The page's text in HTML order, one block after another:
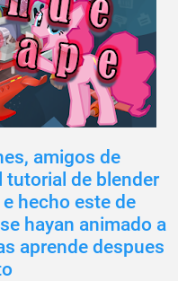
amigos de
tutorial de blender
hecho este de
hayan animado a
aprende despues